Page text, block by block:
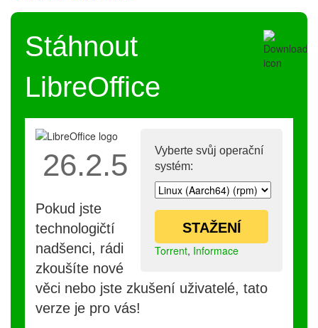
Stáhnout
LibreOffice
Vyberte svůj operační
systém:
STAŽENÍ
Torrent, Informace
26.2.5
Pokud jste
technologičtí
nadšenci, rádi
zkoušíte nové
věci nebo jste zkušení uživatelé, tato
verze je pro vás!